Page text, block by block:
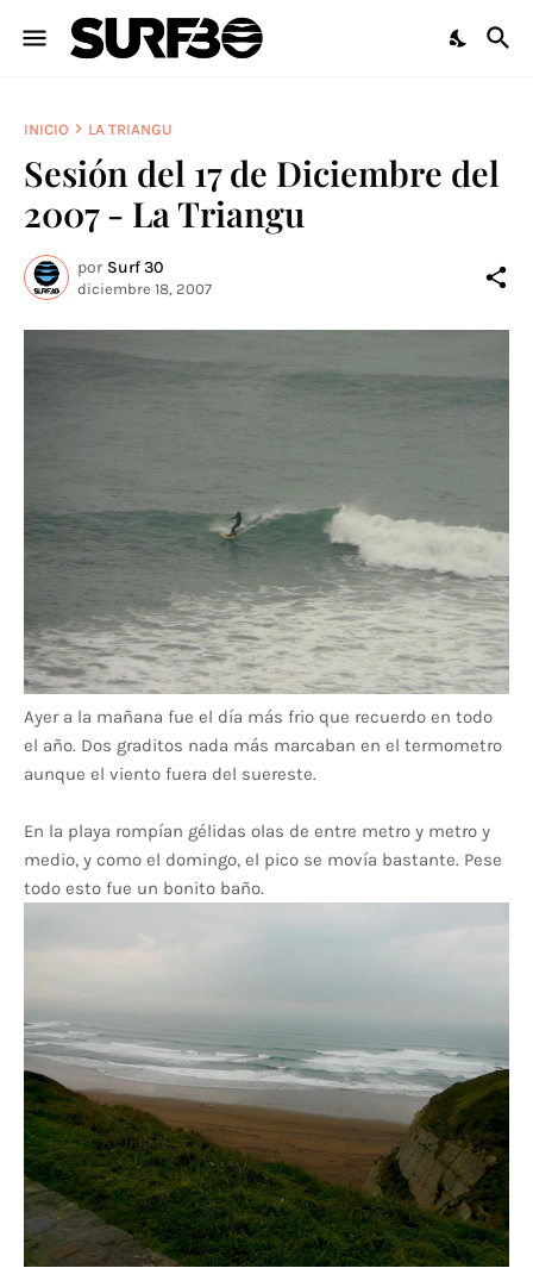
INICIO LA TRIANGU
Sesión del 17 de Diciembre del
2007 - La Triangu
por Surf 30
diciembre 18, 2007
Ayer a la mañana fue el día más frio que recuerdo en todo
el año. Dos graditos nada más marcaban en el termometro
aunque el viento fuera del suereste.
En la playa rompían gélidas olas de entre metro y metro y
medio, y como el domingo, el pico se movía bastante. Pese
todo esto fue un bonito baño.